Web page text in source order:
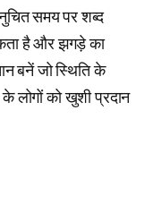
समय पर शब्द
है और झगड़े का
बनें जो स्थिति के
लोगों को खुशी प्रदान